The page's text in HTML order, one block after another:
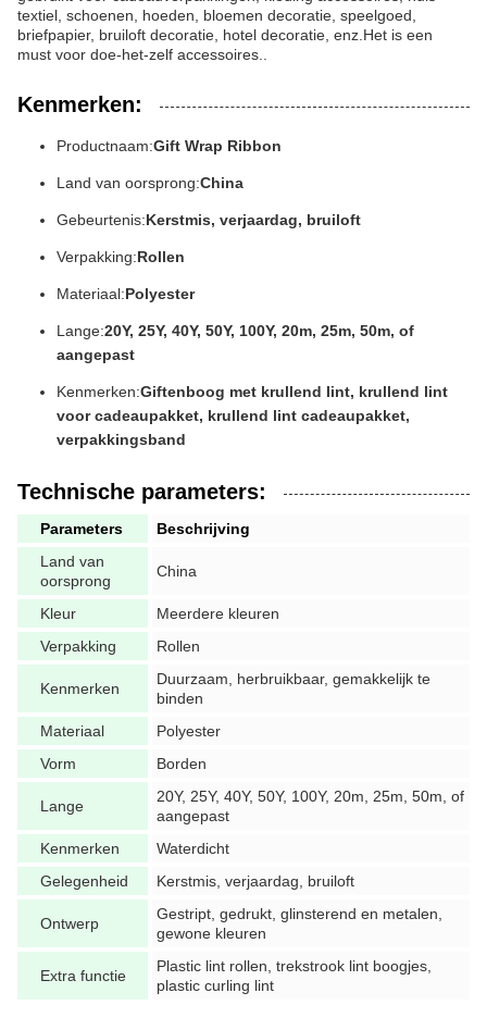
textiel, schoenen, hoeden, bloemen decoratie, speelgoed,
briefpapier, bruiloft decoratie, hotel decoratie, enz.Het is een
must voor doe-het-zelf accessoires..
Kenmerken:
Productnaam:Gift Wrap Ribbon
Land van oorsprong:China
Gebeurtenis:Kerstmis, verjaardag, bruiloft
Verpakking:Rollen
Materiaal:Polyester
Lange:20Y, 25Y, 40Y, 50Y, 100Y, 20m, 25m, 50m, of
aangepast
Kenmerken:Giftenboog met krullend lint, krullend lint
voor cadeaupakket, krullend lint cadeaupakket,
verpakkingsband
Technische parameters:
Parameters
Beschrijving
Land van
oorsprong
China
Kleur
Meerdere kleuren
Verpakking
Rollen
Kenmerken
Duurzaam, herbruikbaar, gemakkelijk te
binden
Materiaal
Polyester
Vorm
Borden
Lange
20Y, 25Y, 40Y, 50Y, 100Y, 20m, 25m, 50m, of
aangepast
Kenmerken
Waterdicht
Gelegenheid
Kerstmis, verjaardag, bruiloft
Ontwerp
Gestript, gedrukt, glinsterend en metalen,
gewone kleuren
Extra functie
Plastic lint rollen, trekstrook lint boogjes,
plastic curling lint